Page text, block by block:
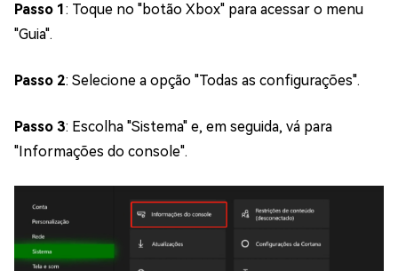
Passo 1: Toque no "botão Xbox" para acessar o menu
"Guia".
Passo 2: Selecione a opção "Todas as configurações".
Passo 3: Escolha "Sistema" e, em seguida, vá para
"Informações do console".